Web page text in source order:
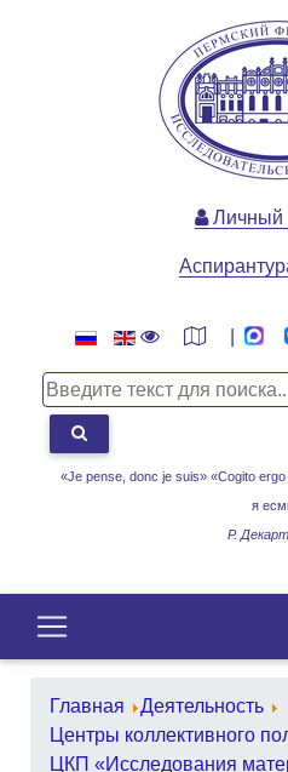
«Je pense, donc je suis» «Cogito
я
Р.
Личный
Главная
Деятельность
Центры коллективного
ЦКП «Исследования